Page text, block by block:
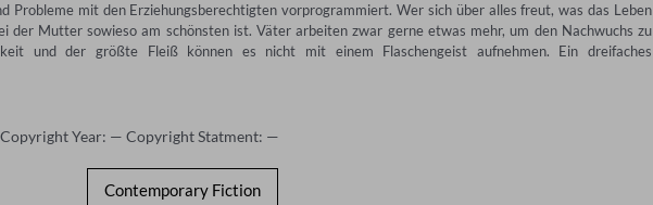
Probleme mit den Erziehungsberechtigten vorprogrammiert. Wer sich über alles freut, was das Leben
der Mutter sowieso am schönsten ist. Väter arbeiten zwar gerne etwas mehr, um den Nachwuchs zu
und der größte Fleiß können es nicht mit einem Flaschengeist aufnehmen. Ein dreifaches
Year: — Copyright Statment: —
Contemporary Fiction